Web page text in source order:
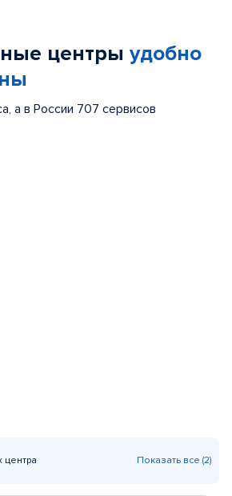
центры удобно
а в России 707 сервисов
центра Показать все (2)